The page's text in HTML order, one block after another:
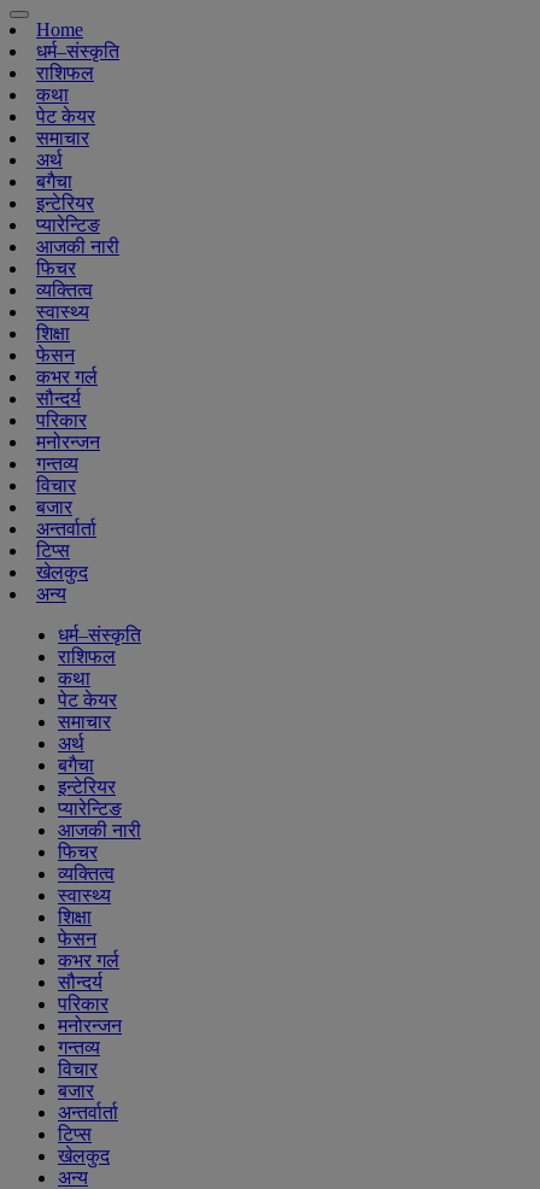
Home
धर्म–संस्कृति
राशिफल
कथा
पेट केयर
समाचार
अर्थ
बगैचा
इन्टेरियर
प्यारेन्टिङ
आजकी नारी
फिचर
व्यक्तित्व
स्वास्थ्य
शिक्षा
फेसन
कभर गर्ल
सौन्दर्य
परिकार
मनोरन्जन
गन्तव्य
विचार
बजार
अन्तर्वार्ता
टिप्स
खेलकुद
अन्य
धर्म–संस्कृति
राशिफल
कथा
पेट केयर
समाचार
अर्थ
बगैचा
इन्टेरियर
प्यारेन्टिङ
आजकी नारी
फिचर
व्यक्तित्व
स्वास्थ्य
शिक्षा
फेसन
कभर गर्ल
सौन्दर्य
परिकार
मनोरन्जन
गन्तव्य
विचार
बजार
अन्तर्वार्ता
टिप्स
खेलकुद
अन्य